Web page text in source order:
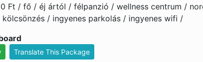
Ft / fő / éj ártól / félpanzió / wellness centrum /
/ ingyenes parkolás / ingyenes wifi /
Translate This Package